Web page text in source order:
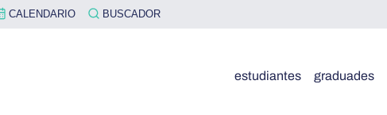
CALENDARIO BUSCADOR
estudiantes graduades